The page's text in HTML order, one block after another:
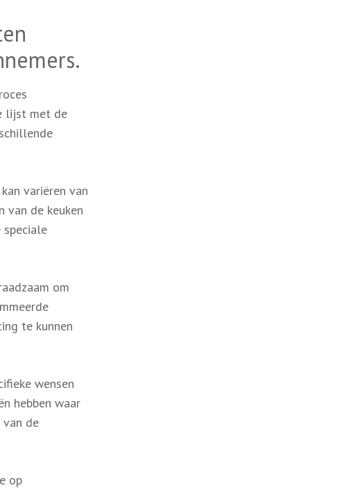
lijst met de
variëren van
de keuken
om
te kunnen
wensen
hebben waar
de
op